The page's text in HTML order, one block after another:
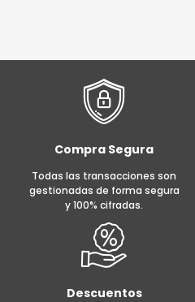
Compra Segura
Todas las transacciones son
gestionadas de forma segura
y 100% cifradas.
Descuentos